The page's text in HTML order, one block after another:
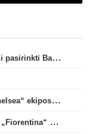
Paaiškėjo, kas turėjo įtakos Rodri sprendimui pasirinkti Barselonos pusę
X. Alonso: „Esu patenkintas dabartiniais „Chelsea“ ekipos vartininkais“
F. Mastanuono oficialiai sezonui skolinamas „Fiorentina“ ekipai